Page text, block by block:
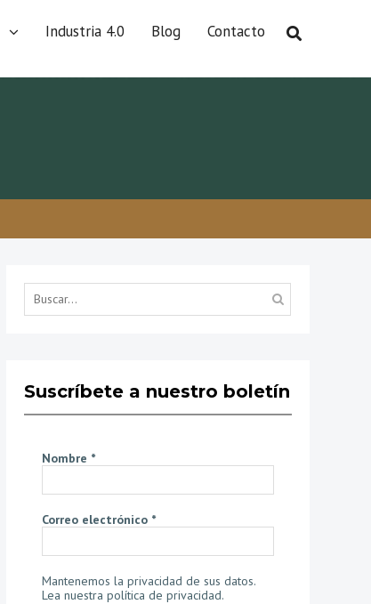
Industria 4.0 Blog Contacto
Suscríbete a nuestro boletín
Nombre *
Correo electrónico *
Mantenemos la privacidad de sus datos.
Lea nuestra política de privacidad.